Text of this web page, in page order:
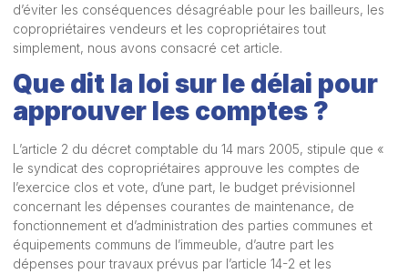
d’éviter les conséquences désagréable pour les bailleurs, les
copropriétaires vendeurs et les copropriétaires tout
simplement, nous avons consacré cet article.
Que dit la loi sur le délai pour
approuver les comptes ?
L’article 2 du décret comptable du 14 mars 2005, stipule que «
le syndicat des copropriétaires approuve les comptes de
l’exercice clos et vote, d’une part, le budget prévisionnel
concernant les dépenses courantes de maintenance, de
fonctionnement et d’administration des parties communes et
équipements communs de l’immeuble, d’autre part les
dépenses pour travaux prévus par l’article 14-2 et les